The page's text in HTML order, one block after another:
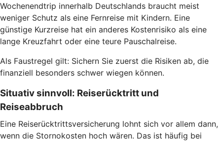
Wochenendtrip innerhalb Deutschlands braucht meist
weniger Schutz als eine Fernreise mit Kindern. Eine
günstige Kurzreise hat ein anderes Kostenrisiko als eine
lange Kreuzfahrt oder eine teure Pauschalreise.
Als Faustregel gilt: Sichern Sie zuerst die Risiken ab, die
finanziell besonders schwer wiegen können.
Situativ sinnvoll: Reiserücktritt und
Reiseabbruch
Eine Reiserücktrittsversicherung lohnt sich vor allem dann,
wenn die Stornokosten hoch wären. Das ist häufig bei